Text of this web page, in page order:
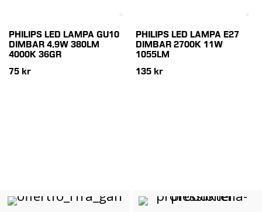
PHILIPS LED LAMPA GU10
DIMBAR 4,9W 380LM
4000K 36GR
75 kr
PHILIPS LED LAMPA E27
DIMBAR 2700K 11W
1055LM
135 kr